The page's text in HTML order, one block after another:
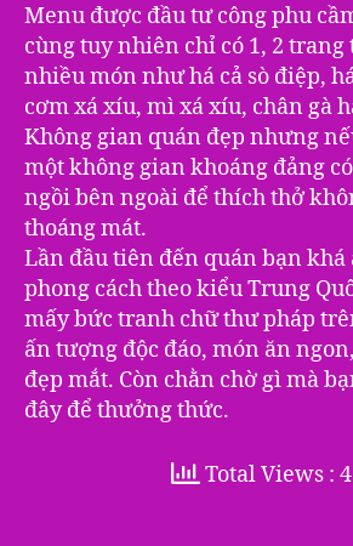
Menu được đầu tư công phu
cùng tuy nhiên chỉ có 1, 2
nhiều món như há cả sò điệp,
cơm xá xíu, mì xá xíu, chân gà
Không gian quán đẹp nhưng
một không gian khoáng đảng
ngồi bên ngoài để thích thở
thoáng mát.
Lần đầu tiên đến quán bạn
phong cách theo kiểu Trung
mấy bức tranh chữ thư pháp
ấn tượng độc đáo, món ăn
đẹp mắt. Còn chằn chờ gì mà
đây để thưởng thức.
Total Views :